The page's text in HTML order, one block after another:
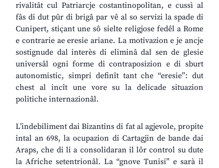
rivalitât cul Patriarcje costantinopolitan, e cussì al
fâs di dut pûr di brigâ par vê al so servizi la spade di
Cunipert, stiçant une sô sielte religjose fedêl a Rome
e contrarie ae eresie ariane. La motivazion e je ancje
sostignude dal interès di eliminâ dal sen de glesie
universâl ogni forme di contraposizion e di sburt
autonomistic, simpri definît tant che “eresie”: dut
chest al incît une vore su la delicade situazion
politiche internazionâl.
L’indebiliment dai Bizantins di fat al agjevole, propite
intal an 698, la ocupazion di Cartagjin de bande dai
Araps, che di li a consolidaran il lôr control su dute
la Afriche setentrionâl. La “gnove Tunisi” e sarà il